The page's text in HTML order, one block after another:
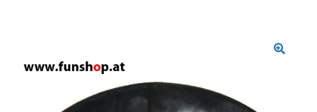
öffnen
Über FunShop
Impressum